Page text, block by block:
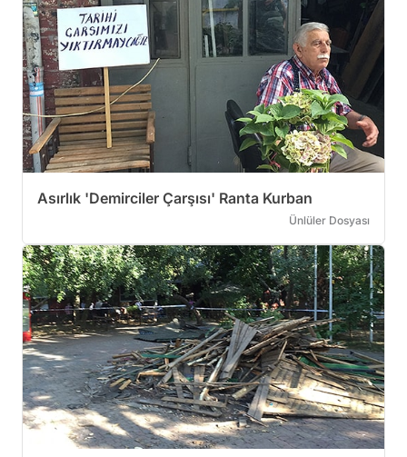
Asırlık 'Demirciler Çarşısı' Ranta Kurban
Ünlüler Dosyası